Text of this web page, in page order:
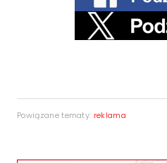
Powiązane tematy: reklama